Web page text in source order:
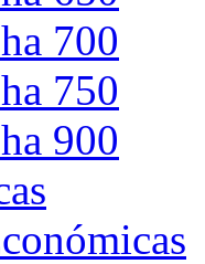
700
750
900